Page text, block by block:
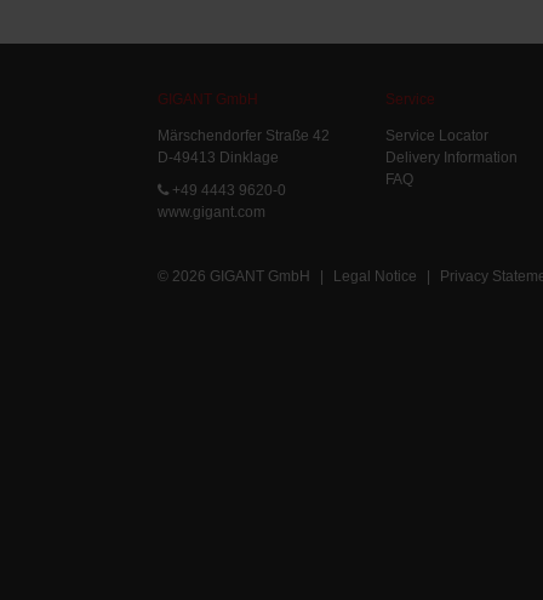
GIGANT GmbH
Märschendorfer Straße 42
D-49413 Dinklage
+49 4443 9620-0
www.gigant.com
Service
Service Locator
Delivery Information
FAQ
© 2026 GIGANT GmbH | Legal Notice | Privacy